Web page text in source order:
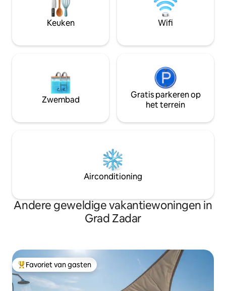
van onze boekencollectie door de
meeste prominente schrijvers van de
ES, IT en binnenkort. Je krijgt een inzicht
appartement ingericht met liefde,
enthousiasme en hopen dat je je
comfortabel zult voelen. Je kunt altijd
telefonisch contact met ons opnemen
handleiding). Het appartement ligt op
maar toch op slechts 50 meter van de
belangrijkste Kalelarga promenade en 5
Bunara plein met zijn populaire
prachtige
zee en de
belangrijkste
vanuit de warme
Keuken Wifi
Zwembad
Gratis parkeren op
het terrein
Airconditioning
Andere geweldige vakantiewoningen in
Grad Zadar
Topfavoriet van gasten
Favoriet van gasten